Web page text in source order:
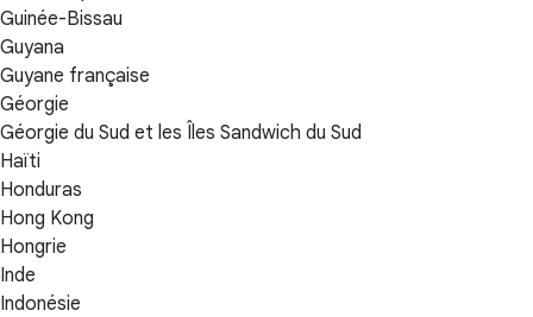
Guinée-Bissau
Guyana
Guyane française
Géorgie
Géorgie du Sud et les Îles Sandwich du Sud
Haïti
Honduras
Hong Kong
Hongrie
Inde
Indonésie